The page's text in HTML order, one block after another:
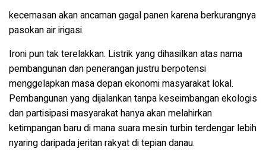
kecemasan akan ancaman gagal panen karena berkurangnya
pasokan air irigasi.
Ironi pun tak terelakkan. Listrik yang dihasilkan atas nama
pembangunan dan penerangan justru berpotensi
menggelapkan masa depan ekonomi masyarakat lokal.
Pembangunan yang dijalankan tanpa keseimbangan ekologis
dan partisipasi masyarakat hanya akan melahirkan
ketimpangan baru di mana suara mesin turbin terdengar lebih
nyaring daripada jeritan rakyat di tepian danau.